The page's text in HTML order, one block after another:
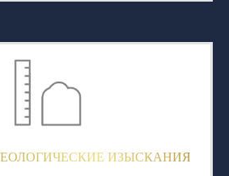
ИЗЫСКАНИЯ